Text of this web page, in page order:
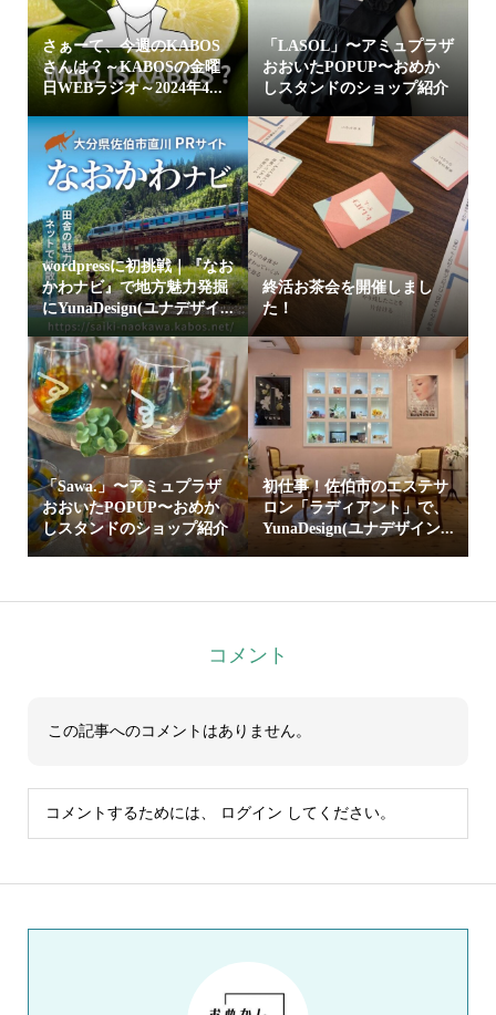
さぁーて、今週のKABOS
さんは？～KABOSの金曜
日WEBラジオ～2024年4...
「LASOL」〜アミュプラザ
おおいたPOPUP〜おめか
しスタンドのショップ紹介
wordpressに初挑戦｜『なお
かわナビ』で地方魅力発掘
にYunaDesign(ユナデザイ...
終活お茶会を開催しまし
た！
「Sawa.」〜アミュプラザ
おおいたPOPUP〜おめか
しスタンドのショップ紹介
初仕事！佐伯市のエステサ
ロン「ラディアント」で、
YunaDesign(ユナデザイン...
コメント
この記事へのコメントはありません。
コメントするためには、 ログイン してください。